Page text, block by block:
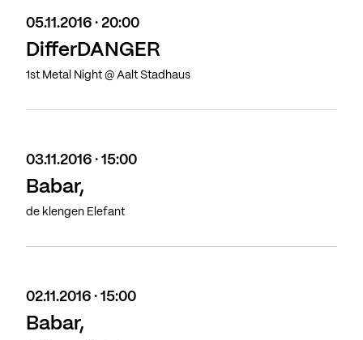
05.11.2016 · 20:00
DifferDANGER
1st Metal Night @ Aalt Stadhaus
03.11.2016 · 15:00
Babar,
de klengen Elefant
02.11.2016 · 15:00
Babar,